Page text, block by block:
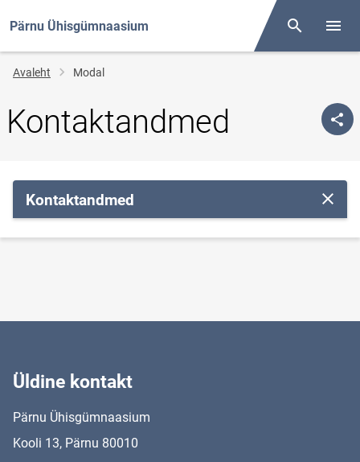
Pärnu Ühisgümnaasium Otsing
Jälglink
Avaleht Modal
Kontaktandmed
Kontaktandmed Sulge
Üldine kontakt
Pärnu Ühisgümnaasium
Kooli 13, Pärnu 80010